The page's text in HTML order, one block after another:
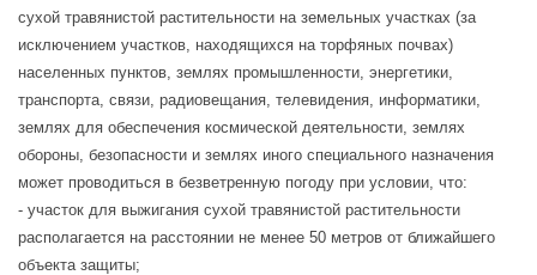
сухой травянистой растительности на земельных участках (за
исключением участков, находящихся на торфяных почвах)
населенных пунктов, землях промышленности, энергетики,
транспорта, связи, радиовещания, телевидения, информатики,
землях для обеспечения космической деятельности, землях
обороны, безопасности и землях иного специального назначения
может проводиться в безветренную погоду при условии, что:
- участок для выжигания сухой травянистой растительности
располагается на расстоянии не менее 50 метров от ближайшего
объекта защиты;